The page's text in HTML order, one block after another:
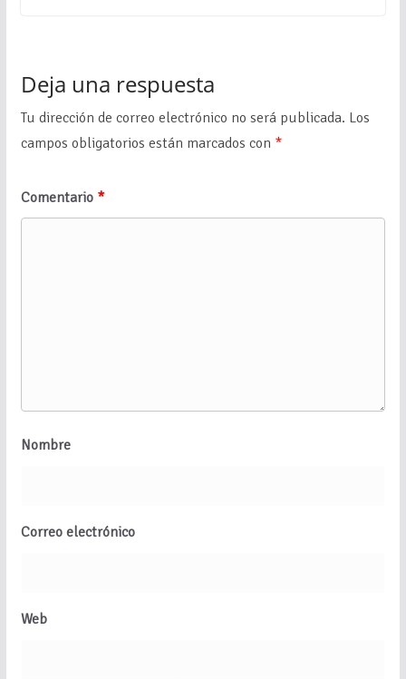
Deja una respuesta
Tu dirección de correo electrónico no será publicada. Los
campos obligatorios están marcados con *
Comentario *
Nombre
Correo electrónico
Web